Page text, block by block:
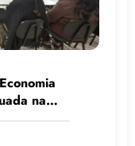
na
MST, em